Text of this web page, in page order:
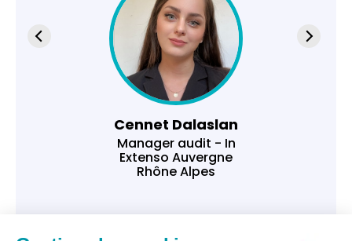
Cennet Dalaslan
Manager audit - In
Extenso Auvergne
Rhône Alpes